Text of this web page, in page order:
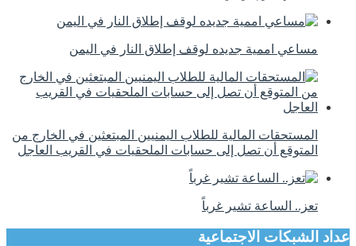
مساعي اممية جديده لوقف إطلاق النار في اليمن
المستحقات المالية للطلاب اليمنيين المبتعثين في الخارج من
المتوقع أن تصل إلى حسابات الملحقيات في القريب العاجل
تعز.. الساعة تشير غرباً
عداد الشبكات الاجتماعية